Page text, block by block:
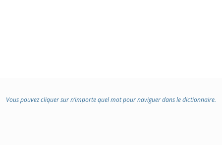
Vous pouvez cliquer sur n’importe quel mot pour naviguer dans le dictionnaire.